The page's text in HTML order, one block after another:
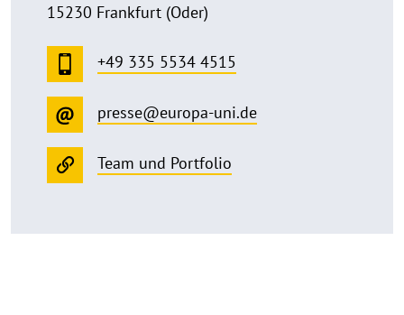
15230 Frankfurt (Oder)
+49 335 5534 4515
presse@europa-uni.de
Team und Portfolio